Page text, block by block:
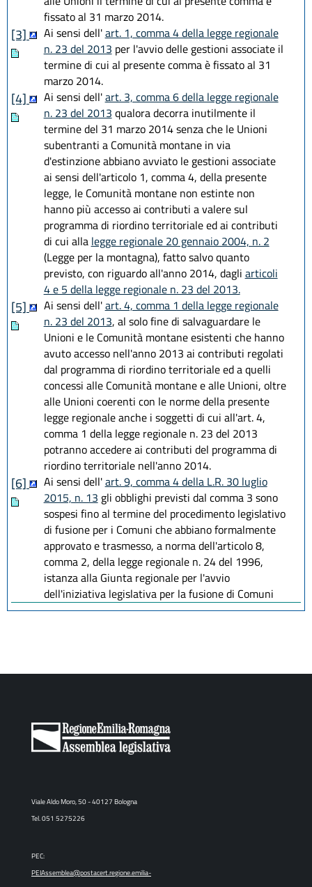
fissato al 31 marzo 2014.
[3] Ai sensi dell'art. 1, comma 4 della legge regionale
n. 23 del 2013 per l'avvio delle gestioni associate il
termine di cui al presente comma è fissato al 31
marzo 2014.
[4] Ai sensi dell'art. 3, comma 6 della legge regionale
n. 23 del 2013 qualora decorra inutilmente il
termine del 31 marzo 2014 senza che le Unioni
subentranti a Comunità montane in via
d'estinzione abbiano avviato le gestioni associate
ai sensi dell'articolo 1, comma 4, della presente
legge, le Comunità montane non estinte non
hanno più accesso ai contributi a valere sul
programma di riordino territoriale ed ai contributi
di cui alla legge regionale 20 gennaio 2004, n. 2
(Legge per la montagna), fatto salvo quanto
previsto, con riguardo all'anno 2014, dagli articoli
4 e 5 della legge regionale n. 23 del 2013.
[5] Ai sensi dell'art. 4, comma 1 della legge regionale
n. 23 del 2013, al solo fine di salvaguardare le
Unioni e le Comunità montane esistenti che hanno
avuto accesso nell'anno 2013 ai contributi regolati
dal programma di riordino territoriale ed a quelli
concessi alle Comunità montane e alle Unioni, oltre
alle Unioni coerenti con le norme della presente
legge regionale anche i soggetti di cui all'art. 4,
comma 1 della legge regionale n. 23 del 2013
potranno accedere ai contributi del programma di
riordino territoriale nell'anno 2014.
[6] Ai sensi dell'art. 9, comma 4 della L.R. 30 luglio
2015, n. 13 gli obblighi previsti dal comma 3 sono
sospesi fino al termine del procedimento legislativo
di fusione per i Comuni che abbiano formalmente
approvato e trasmesso, a norma dell'articolo 8,
comma 2, della legge regionale n. 24 del 1996,
istanza alla Giunta regionale per l'avvio
dell'iniziativa legislativa per la fusione di Comuni
Viale Aldo Moro, 50 - 40127 Bologna
Tel. 051 5275226
PEC:
PEIAssemblea@postacert.regione.emilia-